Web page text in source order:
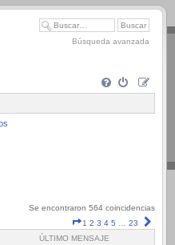
Búsqueda avanzada
Se encontraron 564 coincidencias
Página
1 2 3 4 5 23
ÚLTIMO MENSAJE